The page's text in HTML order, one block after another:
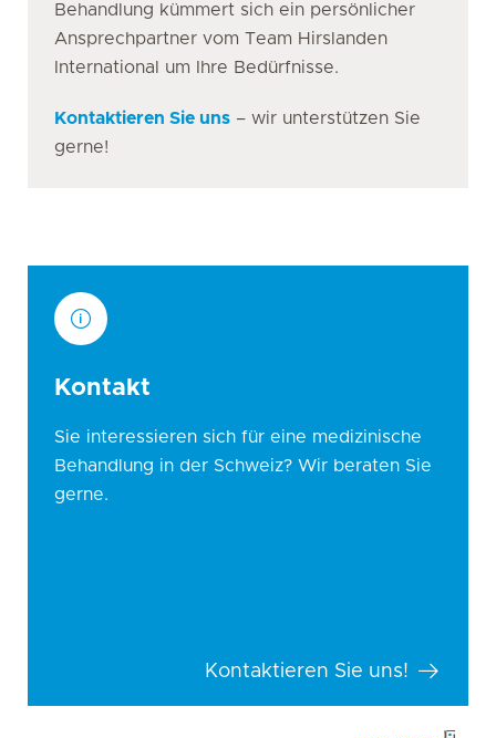
Behandlung kümmert sich ein persönlicher
Ansprechpartner vom Team Hirslanden
International um Ihre Bedürfnisse.
Kontaktieren Sie uns – wir unterstützen Sie
gerne!
Kontakt
Sie interessieren sich für eine medizinische
Behandlung in der Schweiz? Wir beraten Sie
gerne.
Kontaktieren Sie uns!